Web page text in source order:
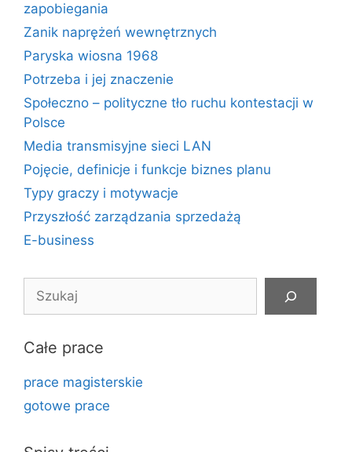
zapobiegania
Zanik naprężeń wewnętrznych
Paryska wiosna 1968
Potrzeba i jej znaczenie
Społeczno – polityczne tło ruchu kontestacji w
Polsce
Media transmisyjne sieci LAN
Pojęcie, definicje i funkcje biznes planu
Typy graczy i motywacje
Przyszłość zarządzania sprzedażą
E-business
Szukaj
Całe prace
prace magisterskie
gotowe prace